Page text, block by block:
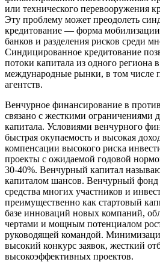
или технического перевооружения
Эту проблему может преодолеть
кредитование — форма
банков и разделения рисков среди
Синдицированное кредитование
потоки капитала из одного региона
международные рынки, в том числе
агентств.
Венчурное финансирование в
связано с жесткими ограничениями
капитала. Условиями венчурного
быстрая окупаемость и высокая
компенсации высокого риска
проекты с ожидаемой годовой
30-40%. Венчурный капитал
капиталом шансов. Венчурный фонд
средства многих участников и
преимущественно как стартовый
базе инноваций новых компаний,
чертами и мощным потенциалом
руководящей командой.
высокий конкурс заявок, жесткий
высокоэффективных проектов.